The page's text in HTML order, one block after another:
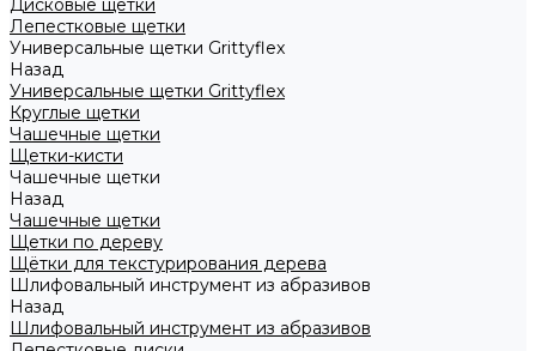
Дисковые щётки
Лепестковые щетки
Универсальные щетки Grittyflex
Назад
Универсальные щетки Grittyflex
Круглые щетки
Чашечные щетки
Щетки-кисти
Чашечные щетки
Назад
Чашечные щетки
Щетки по дереву
Щётки для текстурирования дерева
Шлифовальный инструмент из абразивов
Назад
Шлифовальный инструмент из абразивов